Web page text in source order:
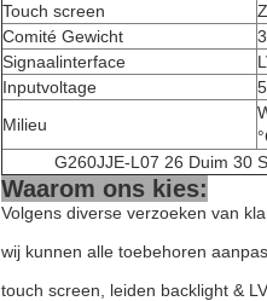
Touch screen
Comité Gewicht
Signaalinterface
Inputvoltage
Milieu
G260JJE-L07 26 Duim 30
Waarom ons kies:
Volgens diverse verzoeken van
wij kunnen alle toebehoren
touch screen, leiden backlight &